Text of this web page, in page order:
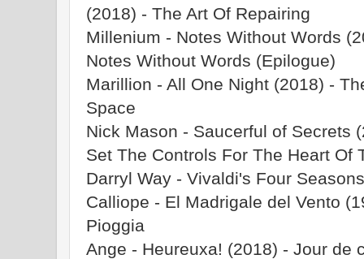
(2018) - The Art Of Repairing
Millenium - Notes Without Words
Notes Without Words (Epilogue)
Marillion - All One Night (2018) -
Space
Nick Mason - Saucerful of Secrets
Set The Controls For The Heart Of
Darryl Way - Vivaldi's Four
Calliope - El Madrigale del Vento
Pioggia
Ange - Heureuxa! (2018) - Jour de